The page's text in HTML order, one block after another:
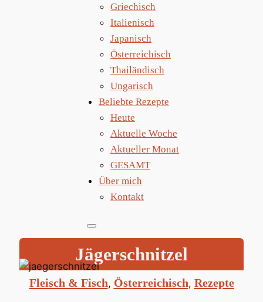
Griechisch
Italienisch
Japanisch
Österreichisch
Thailändisch
Ungarisch
Beliebte Rezepte
Heute
Aktuelle Woche
Aktueller Monat
GESAMT
Über mich
Kontakt
Jägerschnitzel
Fleisch & Fisch, Österreichisch, Rezepte